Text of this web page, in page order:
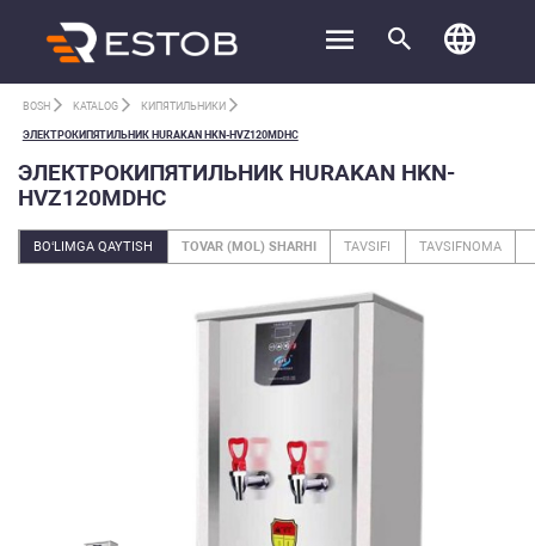
BOSH KATALOG КИПЯТИЛЬНИКИ
ЭЛЕКТРОКИПЯТИЛЬНИК HURAKAN HKN-HVZ120MDHC
ЭЛЕКТРОКИПЯТИЛЬНИК HURAKAN HKN-
HVZ120MDHC
BO‘LIMGA QAYTISH TOVAR (MOL) SHARHI TAVSIFI TAVSIFNOMA